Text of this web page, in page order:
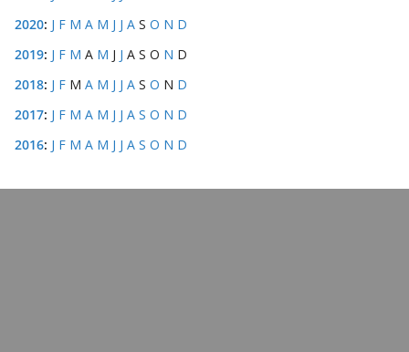
2020: J F M A M J J A S O N D
2019: J F M A M J J A S O N D
2018: J F M A M J J A S O N D
2017: J F M A M J J A S O N D
2016: J F M A M J J A S O N D